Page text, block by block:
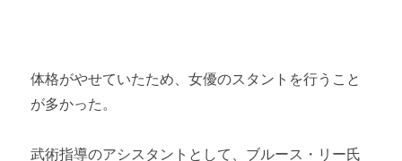
体格がやせていたため、女優のスタントを行うこと
が多かった。
武術指導のアシスタントとして、ブルース・リー氏